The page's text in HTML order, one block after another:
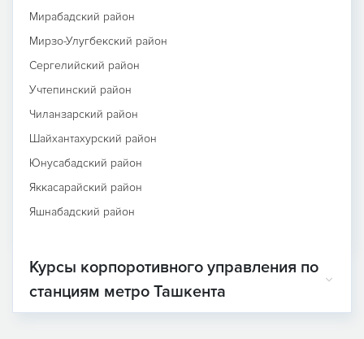
Мирабадский район
Мирзо-Улугбекский район
Сергелийский район
Учтепинский район
Чиланзарский район
Шайхантахурский район
Юнусабадский район
Яккасарайский район
Яшнабадский район
Курсы корпоротивного управления по
станциям метро Ташкента